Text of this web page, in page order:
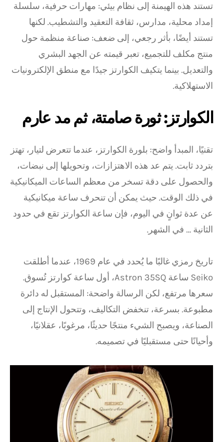
تستند هذه الهيمنة إلى نظام بيئي: مهارات حرفية، سلسلة
إمداد محلية، مدارس، ثقافة التعقيد والتشطيب. لكنها
تستند أيضًا، بأثر رجعي، إلى ضعف: صناعة منظمة حول
منتج مكلف للتجميع، تعبر قيمته عن الجهد البشري
والتعديل. بينما يتكيف الكوارتز جيدًا مع منطق الإلكترونيات
الاستهلاكية.
الكوارتز: ثورة صامتة، ثم مد عارم
تقنيًا، المبدأ واضح: بلورة الكوارتز، عندما تتعرض لتيار، تهتز
بتردد ثابت. يتم عد هذه الاهتزازات، وتحويلها إلى نبضات،
والحصول على دقة تسخر من معظم الساعات الميكانيكية
في ذلك الوقت. حيث يمكن أن تنحرف ساعة ميكانيكية
عن عدة ثوانٍ في اليوم، فإن ساعة الكوارتز تقع في حدود
الثانية … في الشهر.
تاريخ رمزي غالبًا ما يُحدد في عام 1969، عندما أطلقت
Seiko ساعة Astron 35SQ، أول ساعة كوارتز تُسوق.
سعرها مرتفع، لكن الرسالة واضحة: المستقبل له دائرة
مطبوعة. بسرعة، تنخفض التكاليف، وتتحول الإنتاج إلى
الصناعة، ويصبح الشيء منتجًا حديثًا، مرغوبًا، عقلانيًا،
وأحيانًا حتى مستقبليًا في تصميمه.